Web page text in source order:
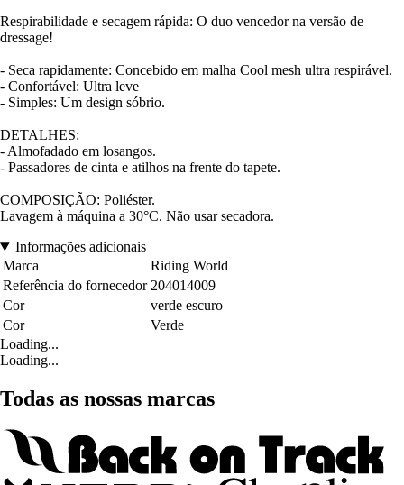
Respirabilidade e secagem rápida: O duo vencedor na versão de
dressage!
- Seca rapidamente: Concebido em malha Cool mesh ultra respirável.
- Confortável: Ultra leve
- Simples: Um design sóbrio.
DETALHES:
- Almofadado em losangos.
- Passadores de cinta e atilhos na frente do tapete.
COMPOSIÇÃO: Poliéster.
Lavagem à máquina a 30°C. Não usar secadora.
Informações adicionais
Marca
Riding World
Referência do fornecedor 204014009
Cor
verde escuro
Cor
Verde
Loading...
Loading...
Todas as nossas marcas